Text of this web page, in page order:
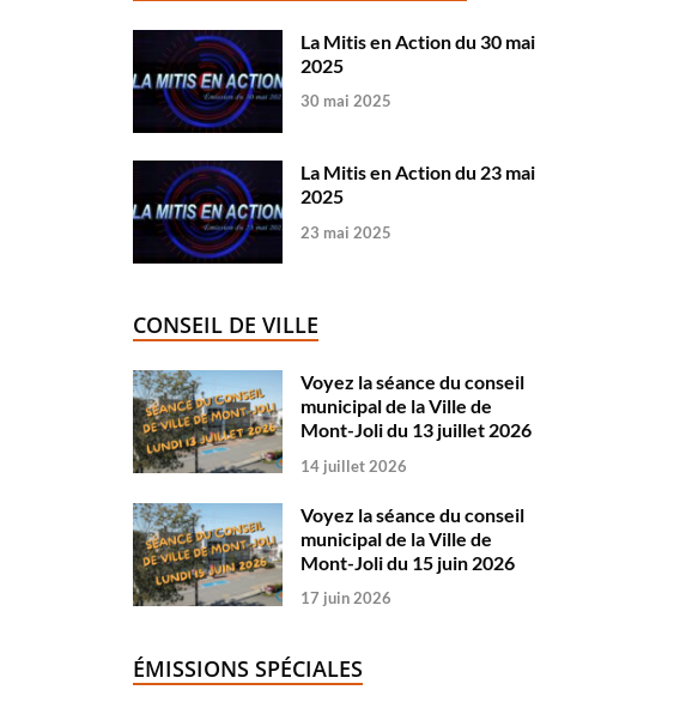
La Mitis en Action du 30 mai
2025
30 mai 2025
La Mitis en Action du 23 mai
2025
23 mai 2025
CONSEIL DE VILLE
Voyez la séance du conseil
municipal de la Ville de
Mont-Joli du 13 juillet 2026
14 juillet 2026
Voyez la séance du conseil
municipal de la Ville de
Mont-Joli du 15 juin 2026
17 juin 2026
ÉMISSIONS SPÉCIALES